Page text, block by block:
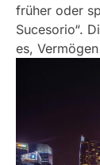
früher oder
Sucesorio“.
es,